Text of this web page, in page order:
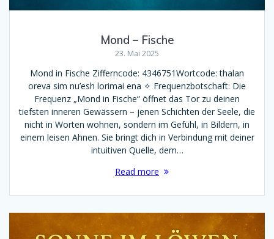
Mond – Fische
23. Mai 2025
Mond in Fische Zifferncode: 4346751Wortcode: thalan
oreva sim nu’esh lorimai ena ✧ Frequenzbotschaft: Die
Frequenz „Mond in Fische“ öffnet das Tor zu deinen
tiefsten inneren Gewässern – jenen Schichten der Seele, die
nicht in Worten wohnen, sondern im Gefühl, in Bildern, in
einem leisen Ahnen. Sie bringt dich in Verbindung mit deiner
intuitiven Quelle, dem…
Read more